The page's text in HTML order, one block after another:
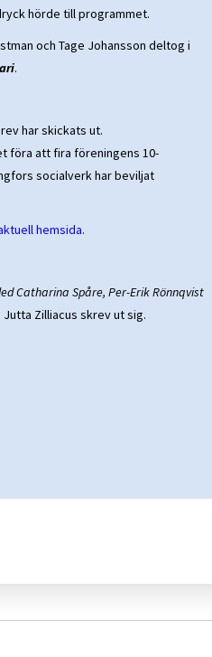
hörde till programmet.
och Tage Johansson deltog i
.
har skickats ut.
föra att fira föreningens 10-
socialverk har beviljat
hemsida.
Catharina Spåre, Per-Erik Rönnqvist
Jutta Zilliacus skrev ut sig.